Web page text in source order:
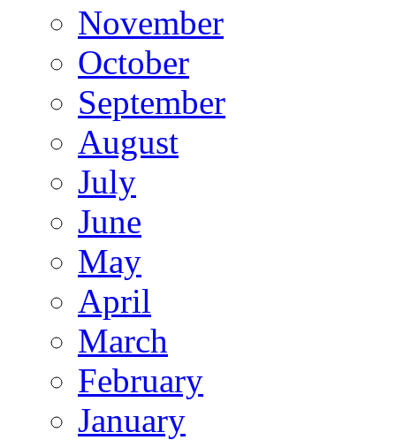
November
October
September
August
July
June
May
April
March
February
January